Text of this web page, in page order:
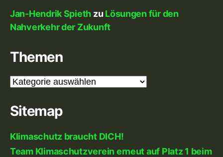
Jan-Hendrik Spieth zu Lösungen für den
Nahverkehr der Zukunft
Themen
Themen
Sitemap
Klimaschutz braucht DICH!
Team Klimaschutzverein erneut auf Platz 1 beim